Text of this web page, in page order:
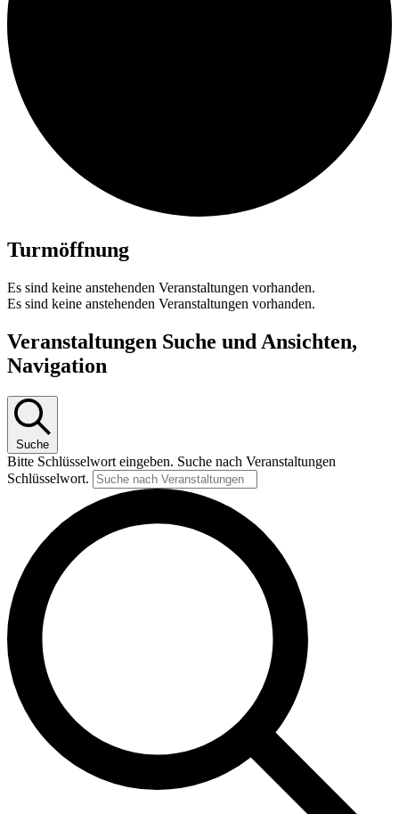
Turmöffnung
Es sind keine anstehenden Veranstaltungen vorhanden.
Es sind keine anstehenden Veranstaltungen vorhanden.
Veranstaltungen Suche und Ansichten,
Navigation
Suche
Bitte Schlüsselwort eingeben. Suche nach Veranstaltungen
Schlüsselwort.